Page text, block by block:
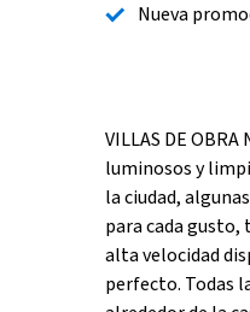
Nueva
VILLAS DE
luminosos y
la ciudad,
para cada
alta velocidad
perfecto. Todas